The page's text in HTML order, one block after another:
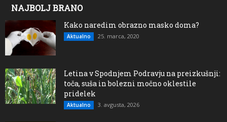
NAJBOLJ BRANO
Kako naredim obrazno masko doma?
Aktualno 25. marca, 2020
Letina v Spodnjem Podravju na preizkušnji:
toča, suša in bolezni močno oklestile
pridelek
Aktualno 3. avgusta, 2026